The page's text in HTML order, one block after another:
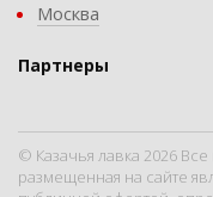
Москва
Партнеры
© Казачья лавка 2026
размещенная на сайте